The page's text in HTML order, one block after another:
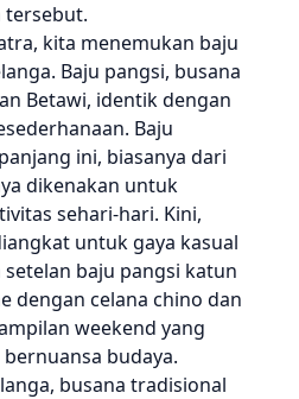
tersebut.
kita menemukan baju
Baju pangsi, busana
Betawi, identik dengan
Baju
ini, biasanya dari
dikenakan untuk
sehari-hari. Kini,
untuk gaya kasual
baju pangsi katun
dengan celana chino dan
weekend yang
budaya.
busana tradisional